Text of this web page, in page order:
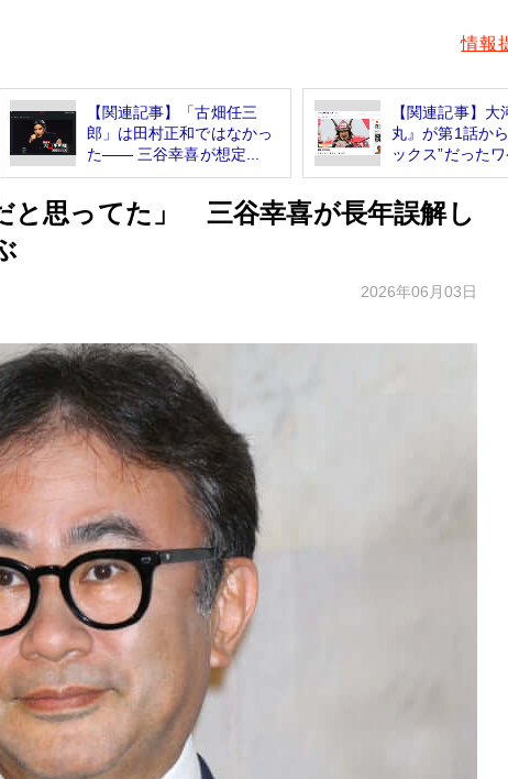
情報
【関連記事】「古畑任三
郎」は田村正和ではなかっ
た―― 三谷幸喜が想定...
【関連記事】大
丸』が第1話か
ックス”だった
と思ってた」 三谷幸喜が長年誤解し
2026年06月03日